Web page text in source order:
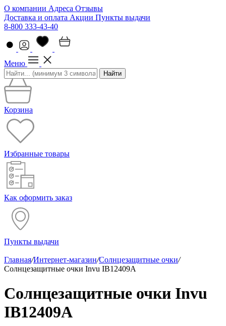
О компании Адреса Отзывы
Доставка и оплата Акции Пункты выдачи
8-800 333-43-40
Меню
Найти
Корзина
Избранные товары
Как оформить заказ
Пункты выдачи
Главная/Интернет-магазин/Солнцезащитные очки/
Солнцезащитные очки Invu IB12409A
Солнцезащитные очки Invu
IB12409A